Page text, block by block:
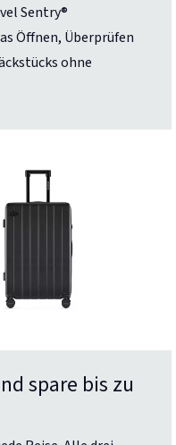
Sentry®
Öffnen, Überprüfen
ohne
spare bis zu